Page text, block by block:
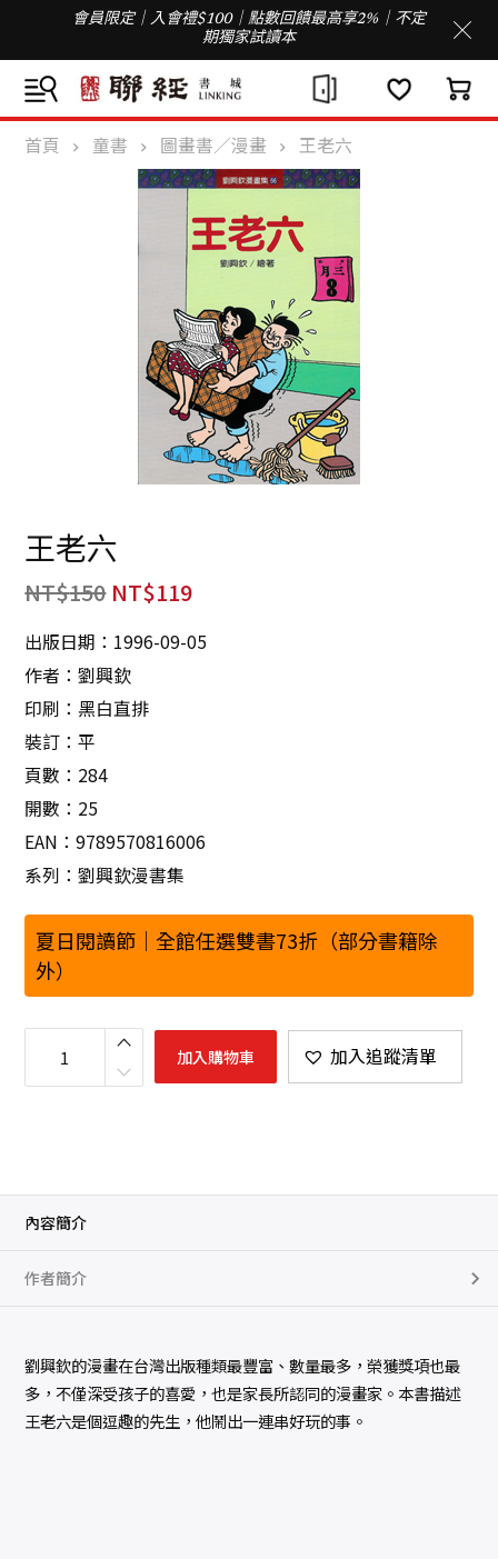
會員限定｜入會禮$100｜點數回饋最高享2%｜不定
期獨家試讀本
首頁 童書 圖畫書／漫畫 王老六
王老六
NT$150 NT$119
出版日期：1996-09-05
作者：劉興欽
印刷：黑白直排
裝訂：平
頁數：284
開數：25
EAN：9789570816006
系列：劉興欽漫書集
夏日閱讀節｜全館任選雙書73折（部分書籍除
外）
王
數
加入購物車 加入追蹤清單
內容簡介
作者簡介
劉興欽的漫畫在台灣出版種類最豐富、數量最多，榮獲獎項也最
多，不僅深受孩子的喜愛，也是家長所認同的漫畫家。本書描述
王老六是個逗趣的先生，他鬧出一連串好玩的事。